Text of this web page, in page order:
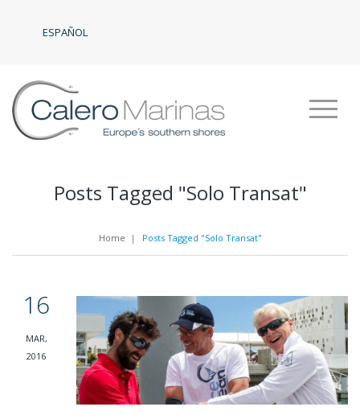
ESPAÑOL
Posts Tagged "Solo Transat"
Home | Posts Tagged "Solo Transat"
16
MAR,
2016